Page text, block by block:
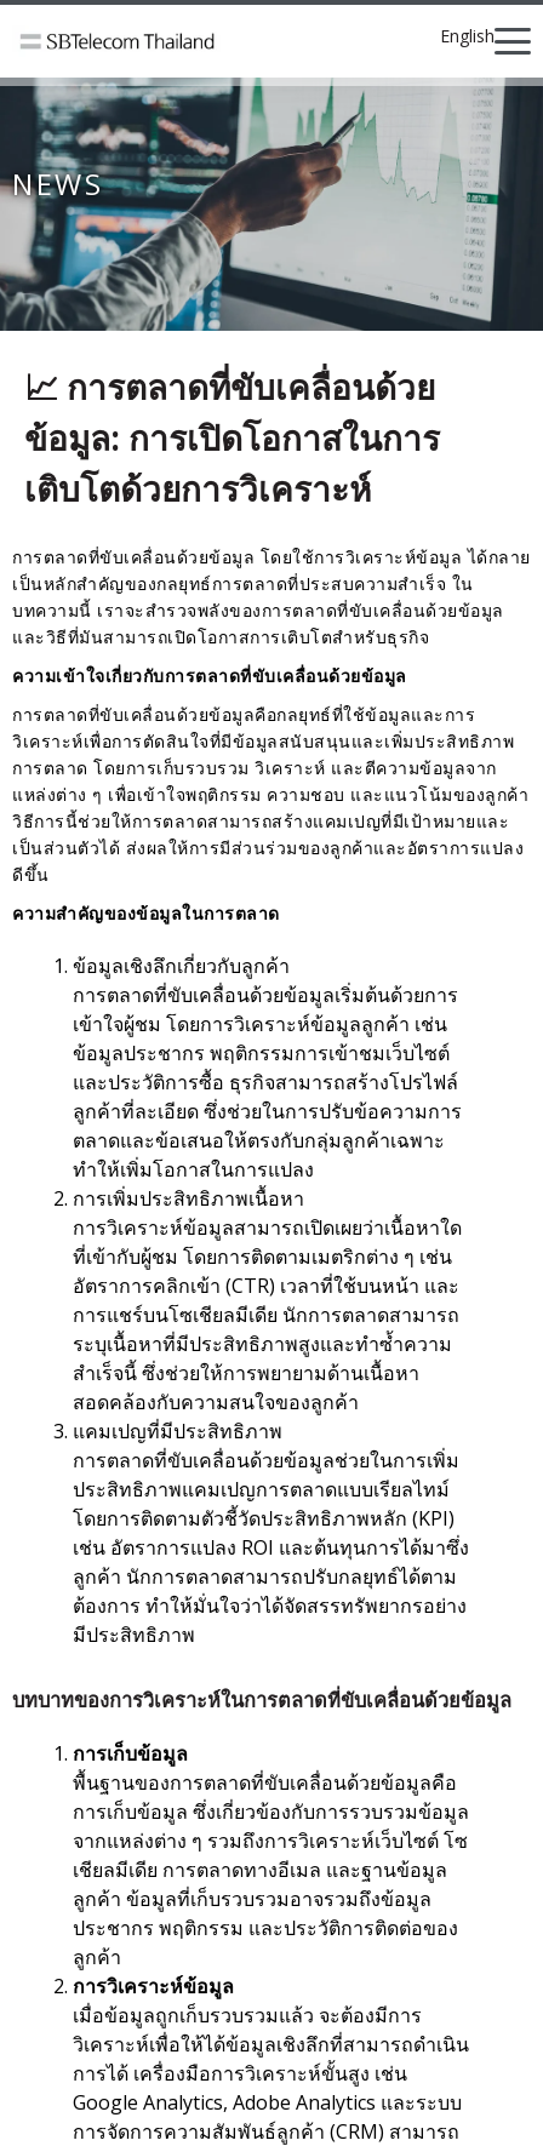
English
NEWS
📈 การตลาดที่ขับเคลื่อนด้วย
ข้อมูล: การเปิดโอกาสในการ
เติบโตด้วยการวิเคราะห์
การตลาดที่ขับเคลื่อนด้วยข้อมูล โดยใช้การวิเคราะห์ข้อมูล ได้กลาย
เป็นหลักสำคัญของกลยุทธ์การตลาดที่ประสบความสำเร็จ ใน
บทความนี้ เราจะสำรวจพลังของการตลาดที่ขับเคลื่อนด้วยข้อมูล
และวิธีที่มันสามารถเปิดโอกาสการเติบโตสำหรับธุรกิจ
ความเข้าใจเกี่ยวกับการตลาดที่ขับเคลื่อนด้วยข้อมูล
การตลาดที่ขับเคลื่อนด้วยข้อมูลคือกลยุทธ์ที่ใช้ข้อมูลและการ
วิเคราะห์เพื่อการตัดสินใจที่มีข้อมูลสนับสนุนและเพิ่มประสิทธิภาพ
การตลาด โดยการเก็บรวบรวม วิเคราะห์ และตีความข้อมูลจาก
แหล่งต่าง ๆ เพื่อเข้าใจพฤติกรรม ความชอบ และแนวโน้มของลูกค้า
วิธีการนี้ช่วยให้การตลาดสามารถสร้างแคมเปญที่มีเป้าหมายและ
เป็นส่วนตัวได้ ส่งผลให้การมีส่วนร่วมของลูกค้าและอัตราการแปลง
ดีขึ้น
ความสำคัญของข้อมูลในการตลาด
ข้อมูลเชิงลึกเกี่ยวกับลูกค้า
การตลาดที่ขับเคลื่อนด้วยข้อมูลเริ่มต้นด้วยการ
เข้าใจผู้ชม โดยการวิเคราะห์ข้อมูลลูกค้า เช่น
ข้อมูลประชากร พฤติกรรมการเข้าชมเว็บไซต์
และประวัติการซื้อ ธุรกิจสามารถสร้างโปรไฟล์
ลูกค้าที่ละเอียด ซึ่งช่วยในการปรับข้อความการ
ตลาดและข้อเสนอให้ตรงกับกลุ่มลูกค้าเฉพาะ
ทำให้เพิ่มโอกาสในการแปลง
การเพิ่มประสิทธิภาพเนื้อหา
การวิเคราะห์ข้อมูลสามารถเปิดเผยว่าเนื้อหาใด
ที่เข้ากับผู้ชม โดยการติดตามเมตริกต่าง ๆ เช่น
อัตราการคลิกเข้า (CTR) เวลาที่ใช้บนหน้า และ
การแชร์บนโซเชียลมีเดีย นักการตลาดสามารถ
ระบุเนื้อหาที่มีประสิทธิภาพสูงและทำซ้ำความ
สำเร็จนี้ ซึ่งช่วยให้การพยายามด้านเนื้อหา
สอดคล้องกับความสนใจของลูกค้า
แคมเปญที่มีประสิทธิภาพ
การตลาดที่ขับเคลื่อนด้วยข้อมูลช่วยในการเพิ่ม
ประสิทธิภาพแคมเปญการตลาดแบบเรียลไทม์
โดยการติดตามตัวชี้วัดประสิทธิภาพหลัก (KPI)
เช่น อัตราการแปลง ROI และต้นทุนการได้มาซึ่ง
ลูกค้า นักการตลาดสามารถปรับกลยุทธ์ได้ตาม
ต้องการ ทำให้มั่นใจว่าได้จัดสรรทรัพยากรอย่าง
มีประสิทธิภาพ
บทบาทของการวิเคราะห์ในการตลาดที่ขับเคลื่อนด้วยข้อมูล
การเก็บข้อมูล
พื้นฐานของการตลาดที่ขับเคลื่อนด้วยข้อมูลคือ
การเก็บข้อมูล ซึ่งเกี่ยวข้องกับการรวบรวมข้อมูล
จากแหล่งต่าง ๆ รวมถึงการวิเคราะห์เว็บไซต์ โซ
เชียลมีเดีย การตลาดทางอีเมล และฐานข้อมูล
ลูกค้า ข้อมูลที่เก็บรวบรวมอาจรวมถึงข้อมูล
ประชากร พฤติกรรม และประวัติการติดต่อของ
ลูกค้า
การวิเคราะห์ข้อมูล
เมื่อข้อมูลถูกเก็บรวบรวมแล้ว จะต้องมีการ
วิเคราะห์เพื่อให้ได้ข้อมูลเชิงลึกที่สามารถดำเนิน
การได้ เครื่องมือการวิเคราะห์ขั้นสูง เช่น
Google Analytics, Adobe Analytics และระบบ
การจัดการความสัมพันธ์ลูกค้า (CRM) สามารถ